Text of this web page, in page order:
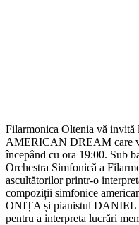
Filarmonica Oltenia vă
AMERICAN DREAM care
începând cu ora 19:00.
Orchestra Simfonică a
ascultătorilor printr-o
compoziții simfonice
ONIȚA și pianistul DANIEL
pentru a interpreta lucrări